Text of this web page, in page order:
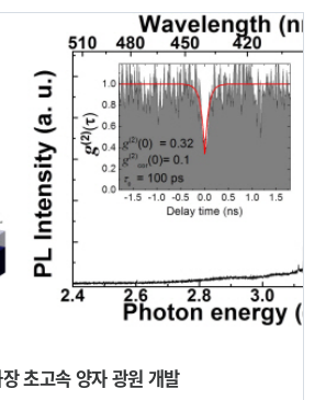
(우) 그림3. 마이크로 채널
재그 구조체의 제어 그림4. DNA
면 위에 형성된 액정 물질의 배향제어 모식도
고 이온 및 전자 전도성이 우수한 신개념
체의 합성 원천기술을 제시하고 이를 고성능
지용 음극 소재에 적용하는데 성공했다.
KETEP의 연구비 지원을 받아
연구를 수행하고 있다. 오 교수는 2010년
재단 기초연구 우수성과선정과
국가연구개발 우수성과 100선에
으며, 2012년과 2014년 교육과학기술부-
우수성과 50선에 선정되기도 했다.​
초고속 양자 광원 개발